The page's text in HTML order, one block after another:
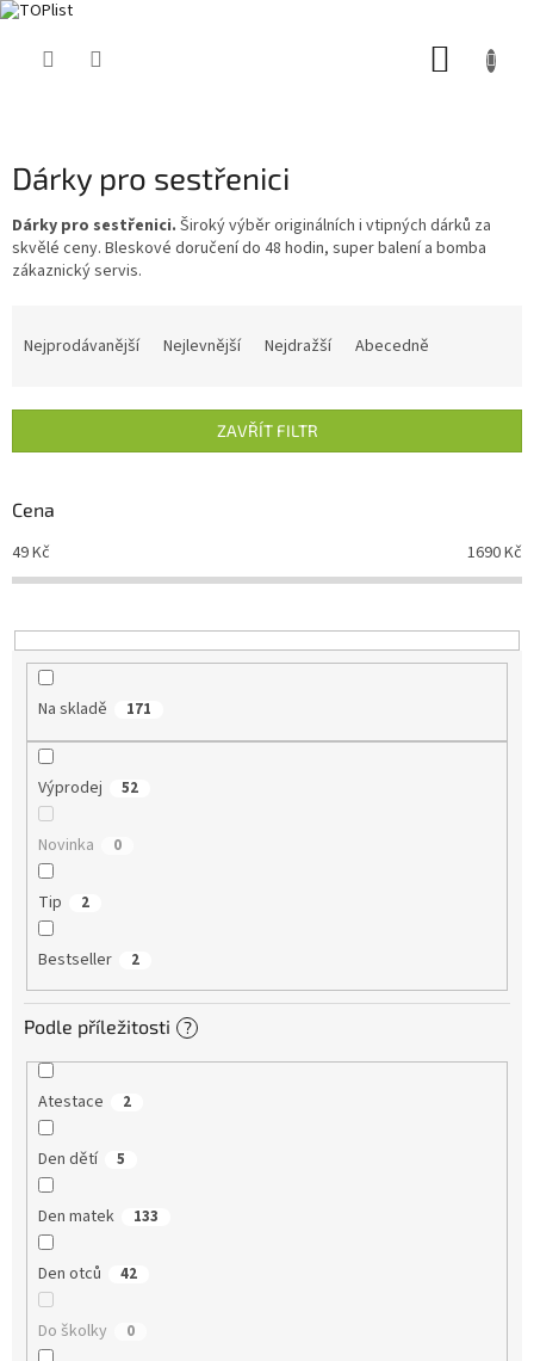
Dárky pro sestřenici
Dárky pro sestřenici. Široký výběr originálních i vtipných dárků za
skvělé ceny. Bleskové doručení do 48 hodin, super balení a bomba
zákaznický servis.
í
r
o
d
u
t
ů
Nejprodávanější Nejlevnější Nejdražší Abecedně
ZAVŘÍT FILTR
Cena
49Kč 1690Kč
Na skladě 171
Výprodej 52
Novinka 0
Tip 2
Bestseller 2
Podle příležitosti ?
Atestace 2
Den dětí 5
Den matek 133
Den otců 42
Do školky 0